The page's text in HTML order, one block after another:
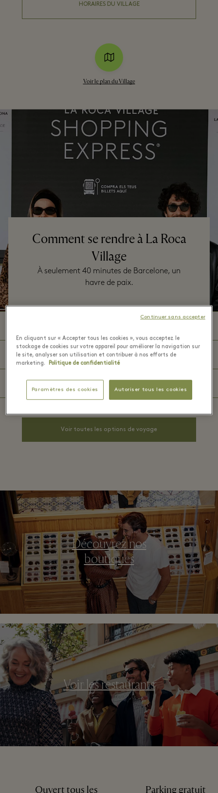
HORAIRES DU VILLAGE
Voir le plan du Village
Comment se rendre à La Roca
Village
À seulement 40 minutes de Barcelone, un
havre de paix.
En train
En voiture
Voir toutes les options de voyage
Découvrez nos
boutiques
Voir les restaurants
Ouvert tous les Parking gratuit
En cliquant sur « Accepter tous les cookies », vous acceptez le
stockage de cookies sur votre appareil pour améliorer la navigation sur
le site, analyser son utilisation et contribuer à nos efforts de
marketing.
Politique de confidentialité
Paramètres des cookies Autoriser tous les cookies
Continuer sans accepter